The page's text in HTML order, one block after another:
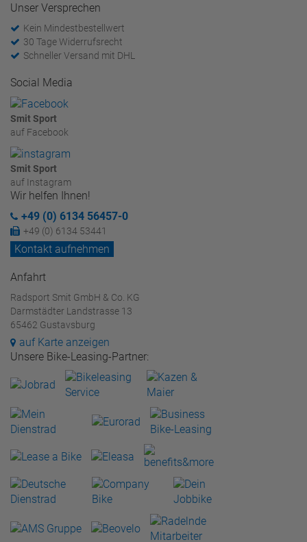
Unser Versprechen
Kein Mindestbestellwert
30 Tage Widerrufsrecht
Schneller Versand mit DHL
Social Media
Smit Sport
auf Facebook
Smit Sport
auf Instagram
Wir helfen Ihnen!
+49 (0) 6134 56457-0
+49 (0) 6134 53441
Kontakt aufnehmen
Anfahrt
Radsport Smit GmbH & Co. KG
Darmstädter Landstrasse 13
65462 Gustavsburg
auf Karte anzeigen
Unsere Bike-Leasing-Partner: